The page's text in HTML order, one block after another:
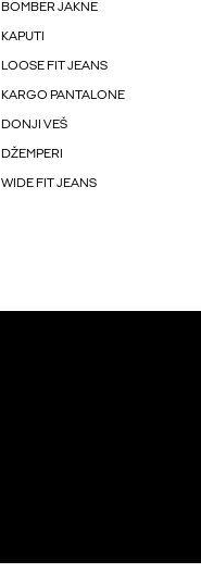
BOMBER JAKNE
KAPUTI
LOOSE FIT JEANS
KARGO PANTALONE
DONJI VEŠ
DŽEMPERI
WIDE FIT JEANS